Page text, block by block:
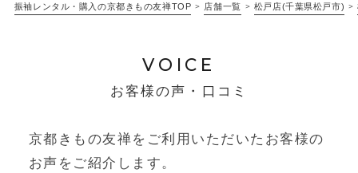
振袖レンタル・購入の京都きもの友禅TOP 店舗一覧 松戸店(千葉県松戸市)
VOICE
お客様の声・口コミ
京都きもの友禅をご利用いただいたお客様の
お声をご紹介します。